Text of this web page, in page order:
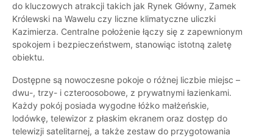
do kluczowych atrakcji takich jak Rynek Główny, Zamek
Królewski na Wawelu czy liczne klimatyczne uliczki
Kazimierza. Centralne położenie łączy się z zapewnionym
spokojem i bezpieczeństwem, stanowiąc istotną zaletę
obiektu.
Dostępne są nowoczesne pokoje o różnej liczbie miejsc –
dwu-, trzy- i czteroosobowe, z prywatnymi łazienkami.
Każdy pokój posiada wygodne łóżko małżeńskie,
lodówkę, telewizor z płaskim ekranem oraz dostęp do
telewizji satelitarnej, a także zestaw do przygotowania